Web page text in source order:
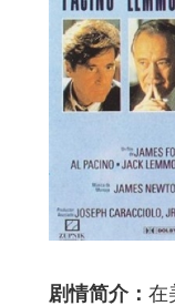
剧情简介：在